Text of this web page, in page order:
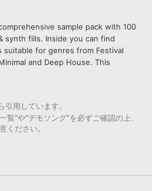
sample pack with 100
synth fills. Inside you can find
suitable for genres from Festival
and Deep House. This
用しています。
覧"や"デモソング"を必ずご確認の上、
ください。